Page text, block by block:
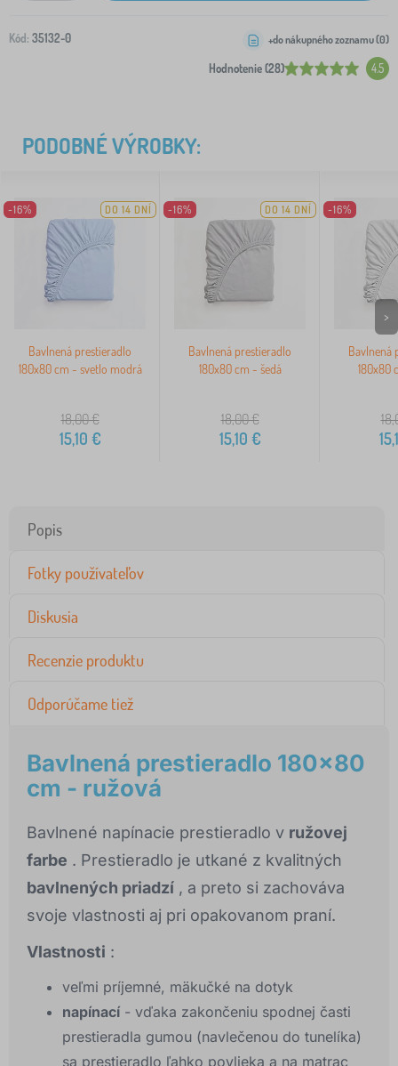
Kód: 35132-0
Hodnotenie (28) 4.5
+do nákupného zoznamu (0)
PODOBNÉ VÝROBKY:
-16% DO 14 DNÍ
Bavlnená prestieradlo
180x80 cm - svetlo modrá
18,00€
15,10 €
-16% DO 14 DNÍ
Bavlnená prestieradlo
180x80 cm - šedá
18,00€
15,10 €
-16%
Bavlnená
180x80
>
Popis
Fotky používateľov
Diskusia
Recenzie produktu
Odporúčame tiež
Bavlnená prestieradlo 180x80
cm - ružová
Bavlnené napínacie prestieradlo v ružovej
farbe . Prestieradlo je utkané z kvalitných
bavlnených priadzí , a preto si zachováva
svoje vlastnosti aj pri opakovanom praní.
Vlastnosti :
veľmi príjemné, mäkučké na dotyk
napínací - vďaka zakončeniu spodnej časti
prestieradla gumou (navlečenou do tunelíka)
sa prestieradlo ľahko povlieka a na matrac